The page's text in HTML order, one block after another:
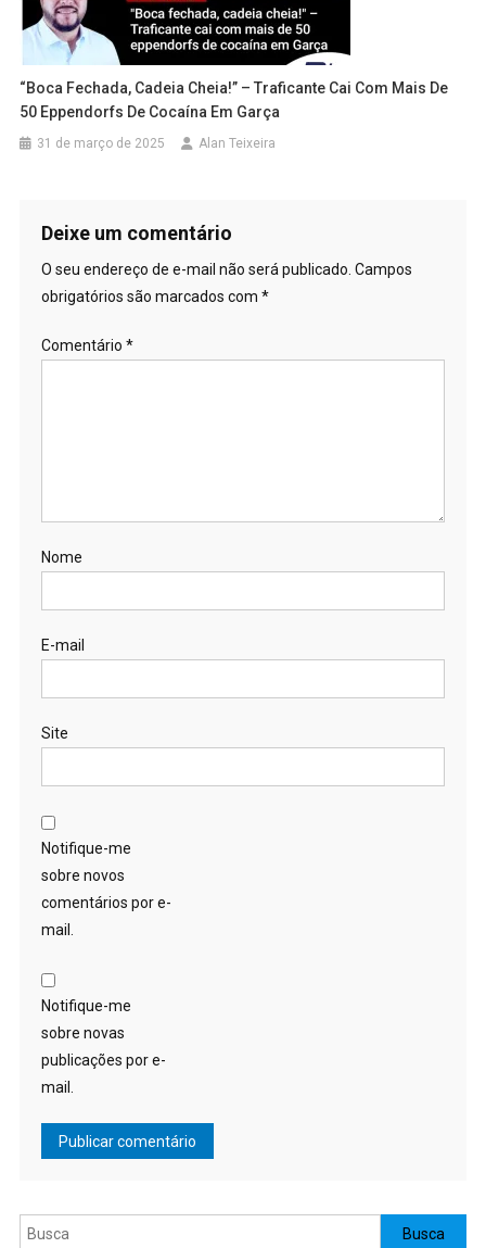
“Boca Fechada, Cadeia Cheia!” – Traficante Cai Com Mais De
50 Eppendorfs De Cocaína Em Garça
31 de março de 2025 Alan Teixeira
Deixe um comentário
O seu endereço de e-mail não será publicado. Campos
obrigatórios são marcados com *
Comentário *
Nome
E-mail
Site
Notifique-me
sobre novos
comentários por e-
mail.
Notifique-me
sobre novas
publicações por e-
mail.
Pesquisar Busca